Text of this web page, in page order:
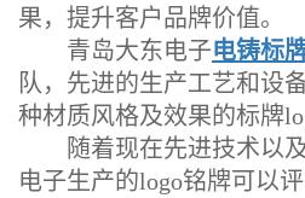
果，提升客户品牌价值。
青岛大东电子电铸标
队，先进的生产工艺和设
种材质风格及效果的标牌
随着现在先进技术以及
电子生产的logo铭牌可以